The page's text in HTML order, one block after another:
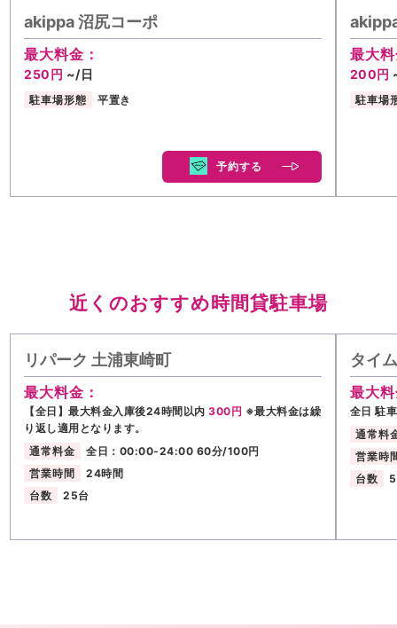
akippa 沼尻コーポ
最大料金：
250円 ~/日
駐車場形態 平置き
予約する
最大
200円
駐車場
近くのおすすめ時間貸駐車場
リパーク 土浦東崎町
最大料金：
【全日】最大料金入庫後24時間以内300円 ※最大料金は繰
り返し適用となります。
通常料金
全日：00:00-24:00 60分/100円
営業時間
24時間
台数
25台
タイ
最大
全日 駐
通常料
営業時
台数